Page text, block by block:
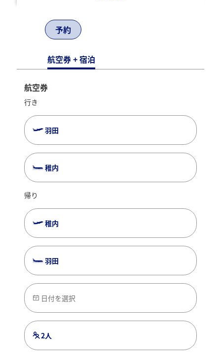
予約
航空券 + 宿泊
航空券
行き
羽田
稚内
帰り
稚内
羽田
日付を選択
2人